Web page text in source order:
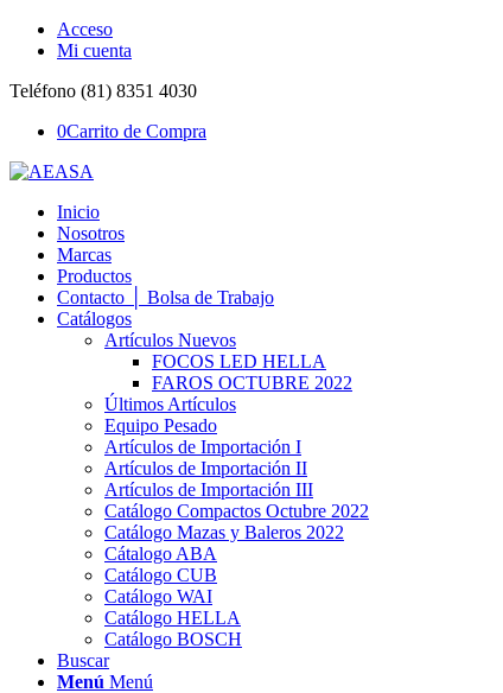
Acceso
Mi cuenta
Teléfono (81) 8351 4030
0Carrito de Compra
Inicio
Nosotros
Marcas
Productos
Contacto │ Bolsa de Trabajo
Catálogos
Artículos Nuevos
FOCOS LED HELLA
FAROS OCTUBRE 2022
Últimos Artículos
Equipo Pesado
Artículos de Importación I
Artículos de Importación II
Artículos de Importación III
Catálogo Compactos Octubre 2022
Catálogo Mazas y Baleros 2022
Cátalogo ABA
Catálogo CUB
Catálogo WAI
Catálogo HELLA
Catálogo BOSCH
Buscar
Menú Menú